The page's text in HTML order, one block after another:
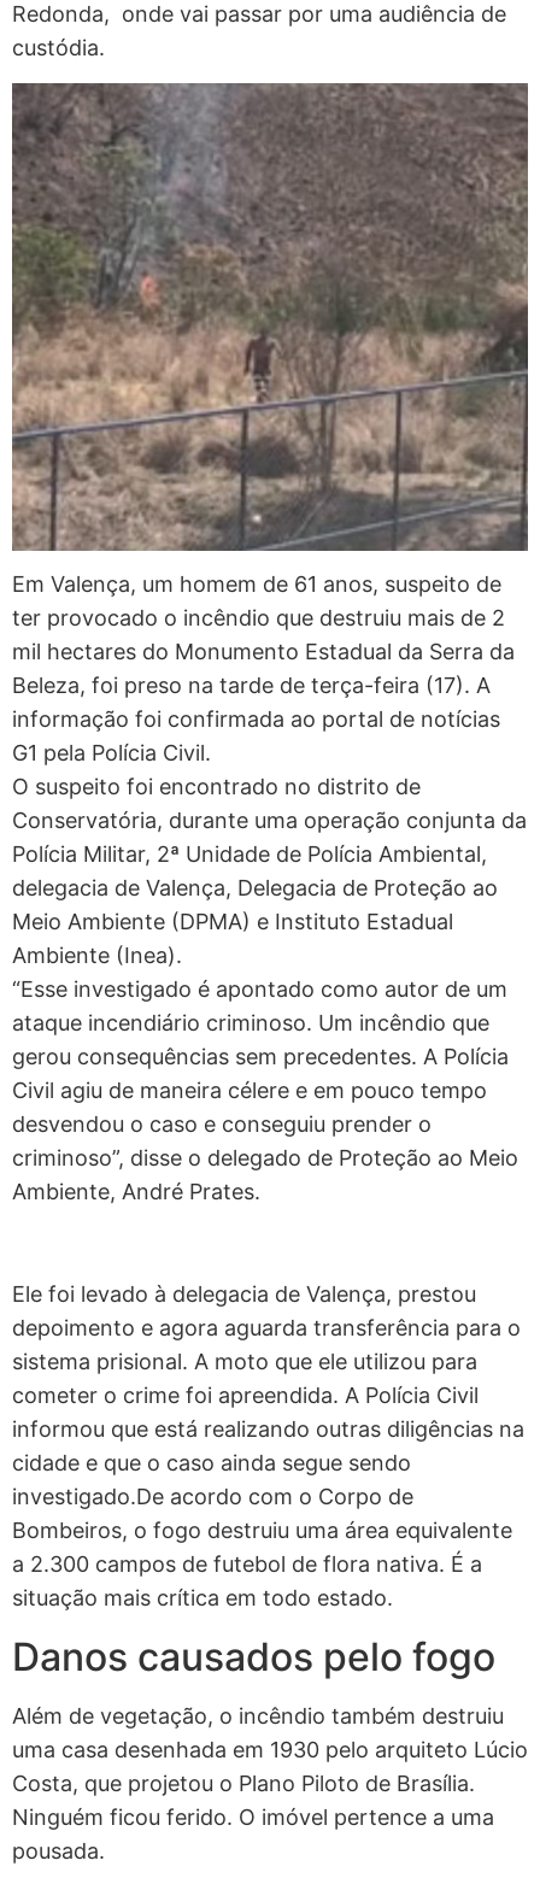
Redonda, onde vai passar por uma audiência de
custódia.
Em Valença, um homem de 61 anos, suspeito de
ter provocado o incêndio que destruiu mais de 2
mil hectares do Monumento Estadual da Serra da
Beleza, foi preso na tarde de terça-feira (17). A
informação foi confirmada ao portal de notícias
G1 pela Polícia Civil.
O suspeito foi encontrado no distrito de
Conservatória, durante uma operação conjunta da
Polícia Militar, 2ª Unidade de Polícia Ambiental,
delegacia de Valença, Delegacia de Proteção ao
Meio Ambiente (DPMA) e Instituto Estadual
Ambiente (Inea).
“Esse investigado é apontado como autor de um
ataque incendiário criminoso. Um incêndio que
gerou consequências sem precedentes. A Polícia
Civil agiu de maneira célere e em pouco tempo
desvendou o caso e conseguiu prender o
criminoso”, disse o delegado de Proteção ao Meio
Ambiente, André Prates.
Ele foi levado à delegacia de Valença, prestou
depoimento e agora aguarda transferência para o
sistema prisional. A moto que ele utilizou para
cometer o crime foi apreendida. A Polícia Civil
informou que está realizando outras diligências na
cidade e que o caso ainda segue sendo
investigado.De acordo com o Corpo de
Bombeiros, o fogo destruiu uma área equivalente
a 2.300 campos de futebol de flora nativa. É a
situação mais crítica em todo estado.
Danos causados pelo fogo
Além de vegetação, o incêndio também destruiu
uma casa desenhada em 1930 pelo arquiteto Lúcio
Costa, que projetou o Plano Piloto de Brasília.
Ninguém ficou ferido. O imóvel pertence a uma
pousada.